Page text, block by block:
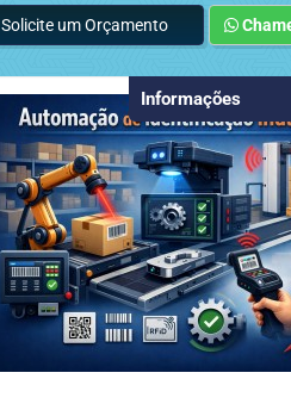
Solicite um Orçamento
Informações